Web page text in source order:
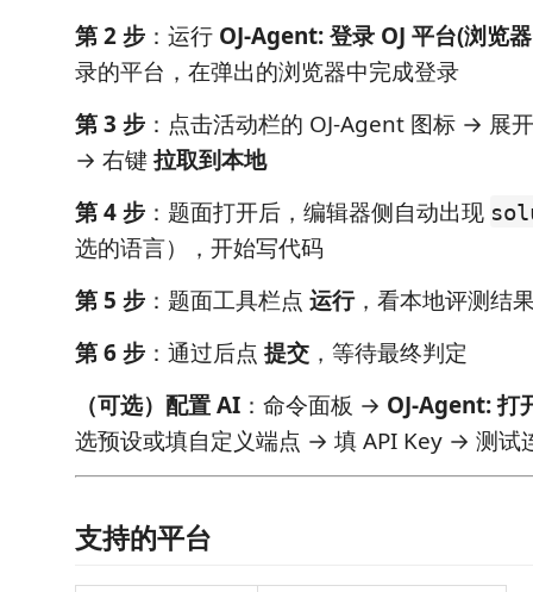
第 2 步 ：运行 OJ-Agent: 登录 OJ 平台(浏览
录的平台，在弹出的浏览器中完成登录
第 3 步 ：点击活动栏的 OJ-Agent 图标 → 展
→ 右键拉取到本地
第 4 步 ：题面打开后，编辑器侧自动出现
选的语言），开始写代码
第 5 步 ：题面工具栏点 运行，看本地评测结
第 6 步 ：通过后点 提交 ，等待最终判定
（可选）配置 AI ：命令面板 → OJ-Agent: 打
选预设或填自定义端点 → 填 API Key → 测试
支持的平台